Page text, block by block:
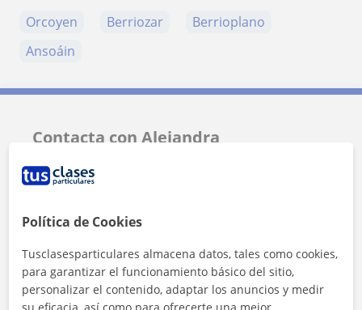
Orcoyen
Berriozar
Berrioplano
Ansoáin
Contacta con Alejandra
Tarifa
1ª clase gratis
Política de Cookies
Tusclasesparticulares almacena datos, tales como cookies,
para garantizar el funcionamiento básico del sitio,
personalizar el contenido, adaptar los anuncios y medir
su eficacia, así como para ofrecerte una mejor